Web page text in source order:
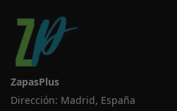
ZapasPlus
Dirección: Madrid, España